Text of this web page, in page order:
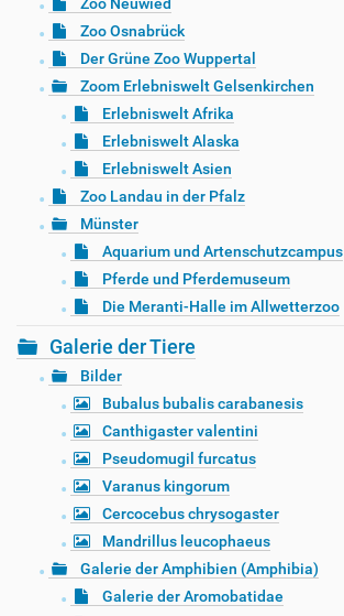
Zoo Neuwied
Zoo Osnabrück
Der Grüne Zoo Wuppertal
Zoom Erlebniswelt Gelsenkirchen
Erlebniswelt Afrika
Erlebniswelt Alaska
Erlebniswelt Asien
Zoo Landau in der Pfalz
Münster
Aquarium und Artenschutzcampus
Pferde und Pferdemuseum
Die Meranti-Halle im Allwetterzoo
Galerie der Tiere
Bilder
Bubalus bubalis carabanesis
Canthigaster valentini
Pseudomugil furcatus
Varanus kingorum
Cercocebus chrysogaster
Mandrillus leucophaeus
Galerie der Amphibien (Amphibia)
Galerie der Aromobatidae